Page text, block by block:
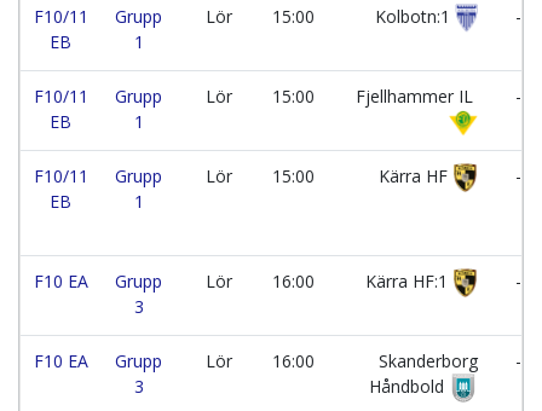
F10/11
EB
Grupp
1
Lör 15:00 Kolbotn:1 -
F10/11
EB
Grupp
1
Lör 15:00 Fjellhammer IL -
F10/11
EB
Grupp
1
Lör 15:00 Kärra HF -
F10 EA
Grupp
3
Lör 16:00 Kärra HF:1 -
F10 EA
Grupp
3
Lör 16:00
Skanderborg
Håndbold
-